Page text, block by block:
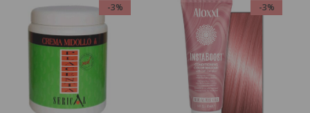
-3% -3%